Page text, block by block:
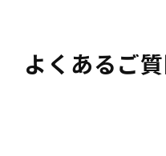
よくあるご